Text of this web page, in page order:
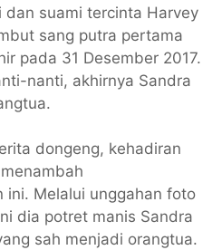
dan suami tercinta Harvey
sang putra pertama
pada 31 Desember 2017.
nanti, akhirnya Sandra
dongeng, kehadiran
ini. Melalui unggahan foto
dia potret manis Sandra
sah menjadi orangtua.